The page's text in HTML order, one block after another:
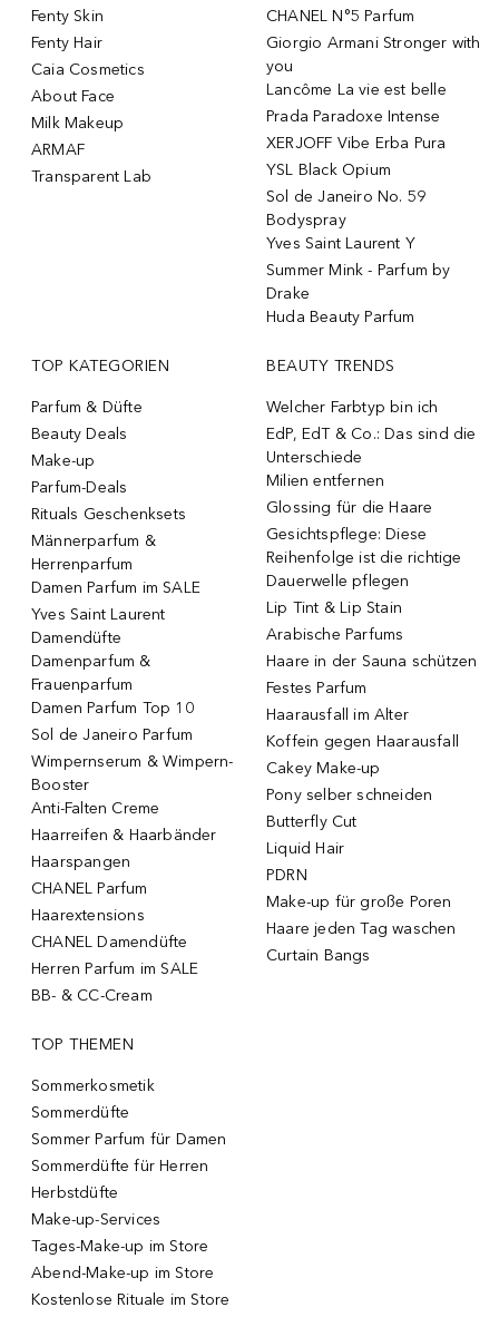
Fenty Skin
Fenty Hair
Caia Cosmetics
About Face
Milk Makeup
ARMAF
Transparent Lab
CHANEL N°5 Parfum
Giorgio Armani Stronger with
you
Lancôme La vie est belle
Prada Paradoxe Intense
XERJOFF Vibe Erba Pura
YSL Black Opium
Sol de Janeiro No. 59
Bodyspray
Yves Saint Laurent Y
Summer Mink - Parfum by
Drake
Huda Beauty Parfum
TOP KATEGORIEN
Parfum & Düfte
Beauty Deals
Make-up
Parfum-Deals
Rituals Geschenksets
Männerparfum &
Herrenparfum
Damen Parfum im SALE
Yves Saint Laurent
Damendüfte
Damenparfum &
Frauenparfum
Damen Parfum Top 10
Sol de Janeiro Parfum
Wimpernserum & Wimpern-
Booster
Anti-Falten Creme
Haarreifen & Haarbänder
Haarspangen
CHANEL Parfum
Haarextensions
CHANEL Damendüfte
Herren Parfum im SALE
BB- & CC-Cream
BEAUTY TRENDS
Welcher Farbtyp bin ich
EdP, EdT & Co.: Das sind die
Unterschiede
Milien entfernen
Glossing für die Haare
Gesichtspflege: Diese
Reihenfolge ist die richtige
Dauerwelle pflegen
Lip Tint & Lip Stain
Arabische Parfums
Haare in der Sauna schützen
Festes Parfum
Haarausfall im Alter
Koffein gegen Haarausfall
Cakey Make-up
Pony selber schneiden
Butterfly Cut
Liquid Hair
PDRN
Make-up für große Poren
Haare jeden Tag waschen
Curtain Bangs
TOP THEMEN
Sommerkosmetik
Sommerdüfte
Sommer Parfum für Damen
Sommerdüfte für Herren
Herbstdüfte
Make-up-Services
Tages-Make-up im Store
Abend-Make-up im Store
Kostenlose Rituale im Store